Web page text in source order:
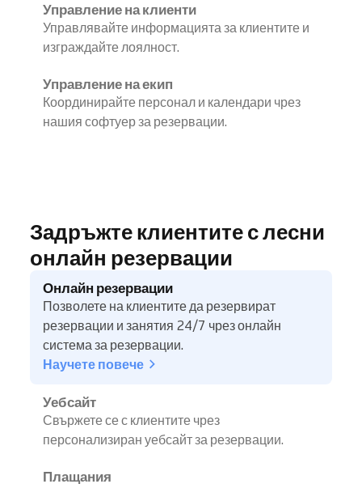
Управление на клиенти
Управлявайте информацията за клиентите и
изграждайте лоялност.
Управление на екип
Координирайте персонал и календари чрез
нашия софтуер за резервации.
Задръжте клиентите с лесни
онлайн резервации
Онлайн резервации
Позволете на клиентите да резервират
резервации и занятия 24/7 чрез онлайн
система за резервации.
Научете повече
Уебсайт
Свържете се с клиентите чрез
персонализиран уебсайт за резервации.
Плащания